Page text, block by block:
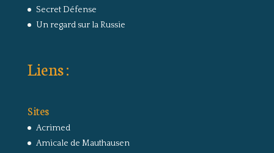
Secret Défense
Un regard sur la Russie
Liens :
Sites
Acrimed
Amicale de Mauthausen